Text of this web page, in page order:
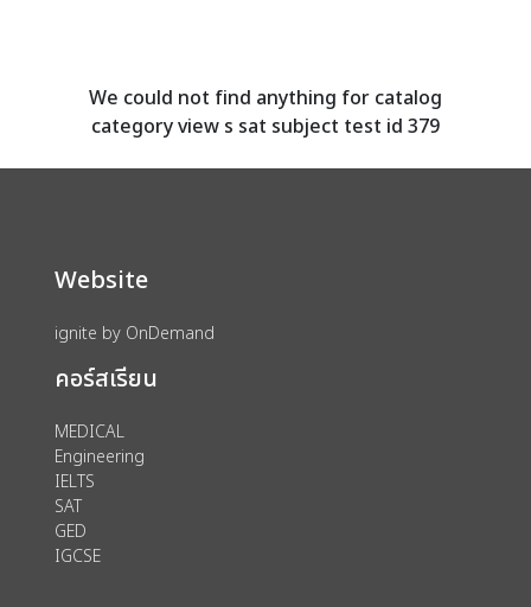
We could not find anything for catalog
category view s sat subject test id 379
Website
ignite by OnDemand
คอร์สเรียน
MEDICAL
Engineering
IELTS
SAT
GED
IGCSE